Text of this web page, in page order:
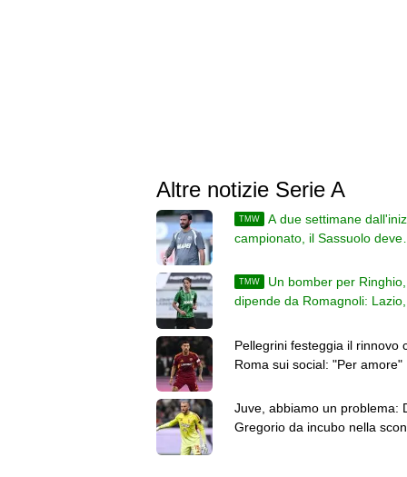
Altre notizie Serie A
TMW
A due settimane
campionato, il Sassuolo deve
TMW
Un bomber per
dipende da Romagnoli:
Pellegrini festeggia il rinnovo
Roma sui social: "Per amore"
Juve, abbiamo un problema:
Gregorio da incubo nella